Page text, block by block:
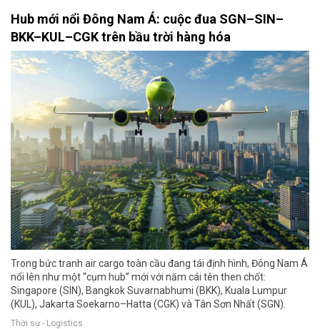
Hub mới nổi Đông Nam Á: cuộc đua SGN–SIN–
BKK–KUL–CGK trên bầu trời hàng hóa
Trong bức tranh air cargo toàn cầu đang tái định hình, Đông Nam Á
nổi lên như một “cụm hub” mới với năm cái tên then chốt:
Singapore (SIN), Bangkok Suvarnabhumi (BKK), Kuala Lumpur
(KUL), Jakarta Soekarno–Hatta (CGK) và Tân Sơn Nhất (SGN).
Thời sự - Logistics